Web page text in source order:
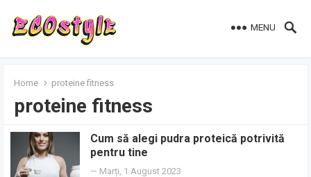
MENU
Home proteine fitness
proteine fitness
Cum să alegi pudra proteică potrivită
pentru tine
— Marți, 1 August 2023